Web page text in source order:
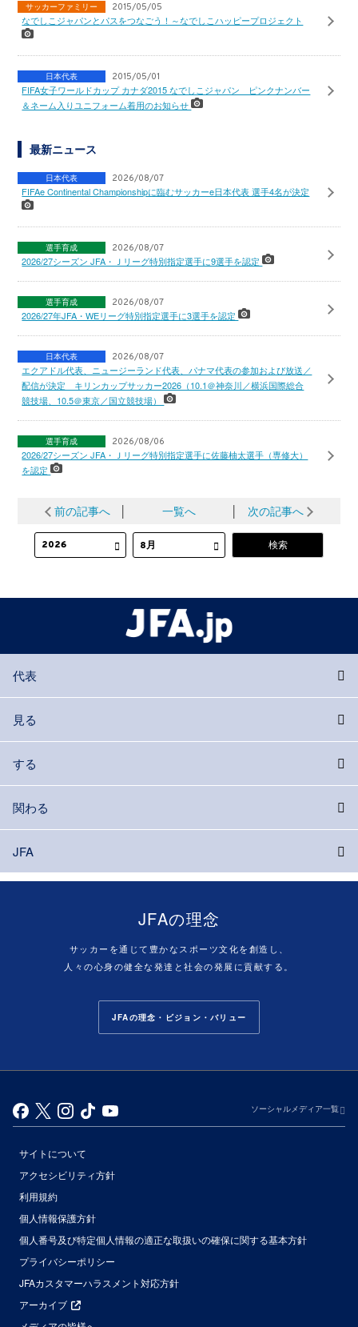
サッカーファミリー 2015/05/05
なでしこジャパンとパスをつなごう！～なでしこハッピープロジェクト
日本代表 2015/05/01
FIFA女子ワールドカップ カナダ2015 なでしこジャパン ピンクナンバー
＆ネーム入りユニフォーム着用のお知らせ
最新ニュース
日本代表 2026/08/07
FIFAe Continental Championshipに臨むサッカーe日本代表 選手4名が決定
選手育成 2026/08/07
2026/27シーズン JFA・Ｊリーグ特別指定選手に9選手を認定
選手育成 2026/08/07
2026/27年JFA・WEリーグ特別指定選手に3選手を認定
日本代表 2026/08/07
エクアドル代表、ニュージーランド代表、パナマ代表の参加および放送／
配信が決定 キリンカップサッカー2026（10.1＠神奈川／横浜国際総合
競技場、10.5＠東京／国立競技場）
選手育成 2026/08/06
2026/27シーズン JFA・Ｊリーグ特別指定選手に佐藤柚太選手（専修大）
を認定
前の記事へ 一覧へ 次の記事へ
代表
見る
する
関わる
JFA
JFAの理念
サッカーを通じて豊かなスポーツ文化を創造し、
人々の心身の健全な発達と社会の発展に貢献する。
JFAの理念・ビジョン・バリュー
ソーシャルメディア一覧
サイトについて
アクセシビリティ方針
利用規約
個人情報保護方針
個人番号及び特定個人情報の適正な取扱いの確保に関する基本方針
プライバシーポリシー
JFAカスタマーハラスメント対応方針
アーカイブ